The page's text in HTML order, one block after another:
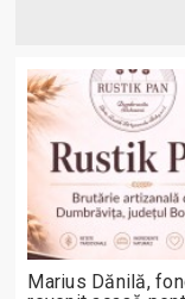
Marius Dănilă,